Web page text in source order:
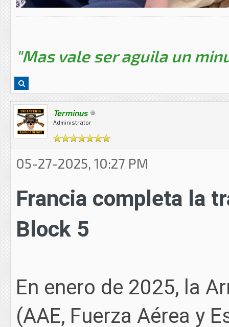
"Mas vale ser aguila un
Terminus
Administrator
05-27-2025, 10:27 PM
Francia completa la
Block 5
En enero de 2025, la
(AAE, Fuerza Aérea y